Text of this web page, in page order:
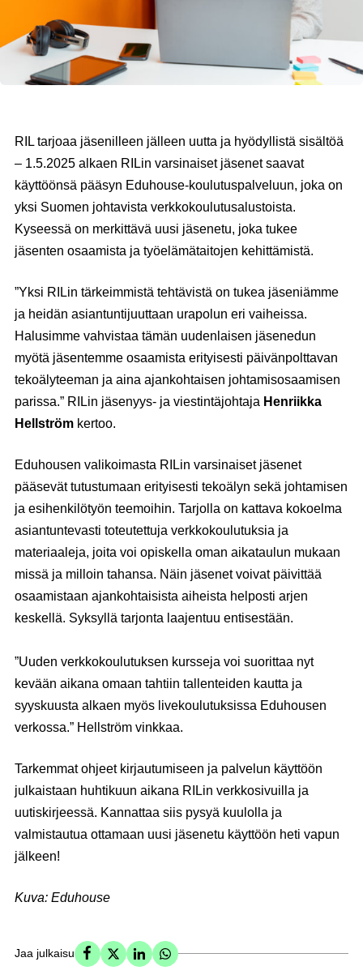
RIL tarjoaa jäsenilleen jälleen uutta ja hyödyllistä sisältöä
– 1.5.2025 alkaen RILin varsinaiset jäsenet saavat
käyttöönsä pääsyn Eduhouse-koulutuspalveluun, joka on
yksi Suomen johtavista verkkokoulutusalustoista.
Kyseessä on merkittävä uusi jäsenetu, joka tukee
jäsenten osaamista ja työelämätaitojen kehittämistä.
”Yksi RILin tärkeimmistä tehtävistä on tukea jäseniämme
ja heidän asiantuntijuuttaan urapolun eri vaiheissa.
Halusimme vahvistaa tämän uudenlaisen jäsenedun
myötä jäsentemme osaamista erityisesti päivänpolttavan
tekoälyteeman ja aina ajankohtaisen johtamisosaamisen
parissa.” RILin jäsenyys- ja viestintäjohtaja Henriikka
Hellström kertoo.
Eduhousen valikoimasta RILin varsinaiset jäsenet
pääsevät tutustumaan erityisesti tekoälyn sekä johtamisen
ja esihenkilötyön teemoihin. Tarjolla on kattava kokoelma
asiantuntevasti toteutettuja verkkokoulutuksia ja
materiaaleja, joita voi opiskella oman aikataulun mukaan
missä ja milloin tahansa. Näin jäsenet voivat päivittää
osaamistaan ajankohtaisista aiheista helposti arjen
keskellä. Syksyllä tarjonta laajentuu entisestään.
”Uuden verkkokoulutuksen kursseja voi suorittaa nyt
kevään aikana omaan tahtiin tallenteiden kautta ja
syyskuusta alkaen myös livekoulutuksissa Eduhousen
verkossa.” Hellström vinkkaa.
Tarkemmat ohjeet kirjautumiseen ja palvelun käyttöön
julkaistaan huhtikuun aikana RILin verkkosivuilla ja
uutiskirjeessä. Kannattaa siis pysyä kuulolla ja
valmistautua ottamaan uusi jäsenetu käyttöön heti vapun
jälkeen!
Kuva: Eduhouse
Jaa julkaisu